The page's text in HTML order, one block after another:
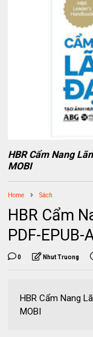
HBR Cẩm Nang
MOBI
Home Sách
HBR Cẩm
PDF-EPUB-
0 Nhut Truong
HBR Cẩm Nang
MOBI